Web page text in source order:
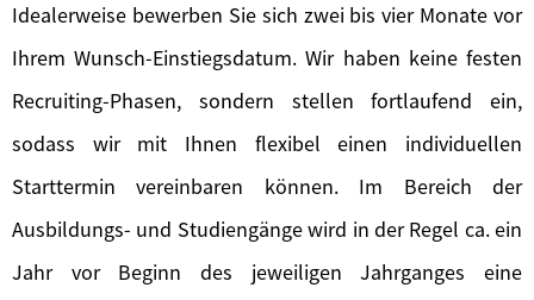
Idealerweise bewerben Sie sich zwei bis vier Monate vor
Ihrem Wunsch-Einstiegsdatum. Wir haben keine festen
Recruiting-Phasen, sondern stellen fortlaufend ein,
sodass wir mit Ihnen flexibel einen individuellen
Starttermin vereinbaren können. Im Bereich der
Ausbildungs- und Studiengänge wird in der Regel ca. ein
Jahr vor Beginn des jeweiligen Jahrganges eine